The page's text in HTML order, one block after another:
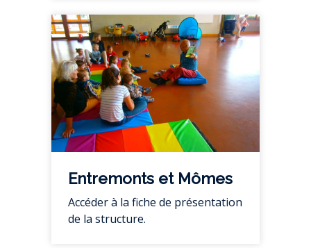
Entremonts et Mômes
Accéder à la fiche de présentation
de la structure.